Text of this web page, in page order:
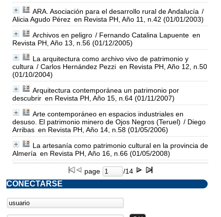
ARA. Asociación para el desarrollo rural de Andalucía /
Alicia Agudo Pérez en Revista PH, Año 11, n.42 (01/01/2003)
Archivos en peligro / Fernando Catalina Lapuente en
Revista PH, Año 13, n.56 (01/12/2005)
La arquitectura como archivo vivo de patrimonio y
cultura / Carlos Hernández Pezzi en Revista PH, Año 12, n.50
(01/10/2004)
Arquitectura contemporánea un patrimonio por
descubrir en Revista PH, Año 15, n.64 (01/11/2007)
Arte contemporáneo en espacios industriales en
desuso. El patrimonio minero de Ojos Negros (Teruel) / Diego
Arribas en Revista PH, Año 14, n.58 (01/05/2006)
La artesanía como patrimonio cultural en la provincia de
Almería en Revista PH, Año 16, n.66 (01/05/2008)
page /14
CONECTARSE